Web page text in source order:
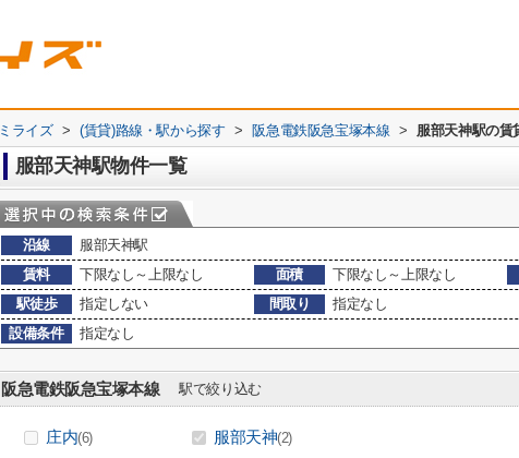
ミライズ > (賃貸)路線・駅から探す > 阪急電鉄阪急宝塚本線 > 服部天神駅の賃
服部天神駅物件一覧
沿線
服部天神駅
賃料
下限なし～上限なし 面積 下限なし～上限なし
駅徒歩
指定しない 間取り
指定なし
設備条件
指定なし
阪急電鉄阪急宝塚本線 駅で絞り込む
庄内(6) 服部天神(2)